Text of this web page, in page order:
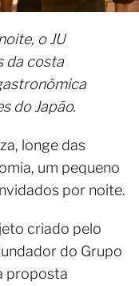
o JU
da costa
do Japão.
longe das
um pequeno
por noite.
criado pelo
do Grupo
proposta